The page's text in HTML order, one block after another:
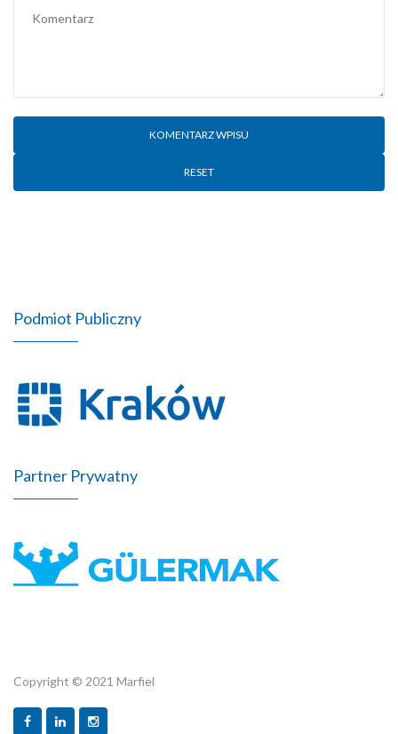
RESET
Podmiot Publiczny
Partner Prywatny
Copyright © 2021 Marfiel